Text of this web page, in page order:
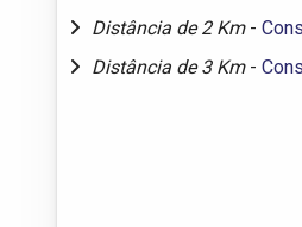
Distância de 2 Km -
Distância de 3 Km -